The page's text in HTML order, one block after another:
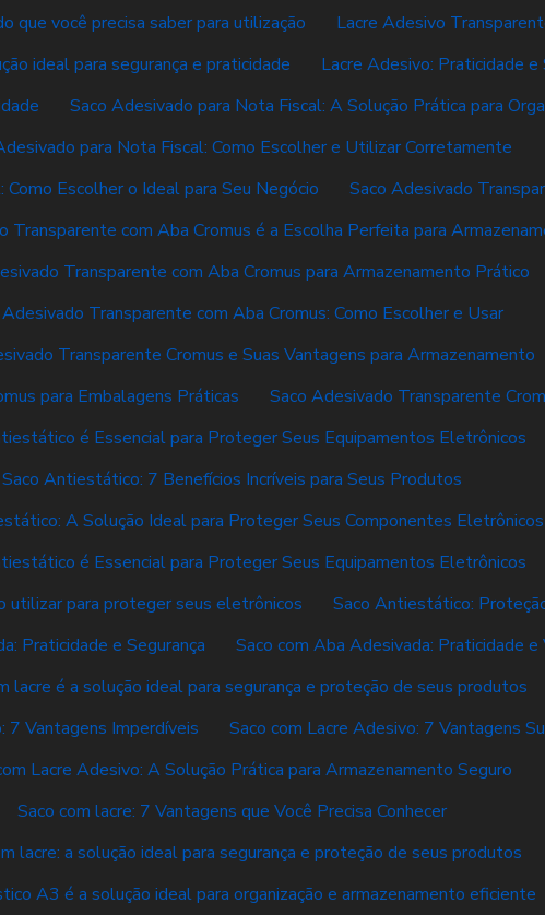
que você precisa saber para utilização
Lacre Adesivo
ideal para segurança e praticidade
Lacre Adesivo: Praticidade e
Saco Adesivado para Nota Fiscal: A Solução Prática para
para Nota Fiscal: Como Escolher e Utilizar Corretamente
Escolher o Ideal para Seu Negócio
Saco Adesivado
Transparente com Aba Cromus é a Escolha Perfeita para
Transparente com Aba Cromus para Armazenamento Prático
Transparente com Aba Cromus: Como Escolher e Usar
Transparente Cromus e Suas Vantagens para Armazenamento
para Embalagens Práticas
Saco Adesivado Transparente
é Essencial para Proteger Seus Equipamentos Eletrônicos
Saco Antiestático: 7 Benefícios Incríveis para Seus Produtos
A Solução Ideal para Proteger Seus Componentes Eletrônicos
é Essencial para Proteger Seus Equipamentos Eletrônicos
utilizar para proteger seus eletrônicos
Saco Antiestático:
Praticidade e Segurança
Saco com Aba Adesivada: Praticidade
lacre é a solução ideal para segurança e proteção de seus produtos
7 Vantagens Imperdíveis
Saco com Lacre Adesivo: 7 Vantagens
Lacre Adesivo: A Solução Prática para Armazenamento Seguro
Saco com lacre: 7 Vantagens que Você Precisa Conhecer
lacre: a solução ideal para segurança e proteção de seus produtos
A3 é a solução ideal para organização e armazenamento eficiente